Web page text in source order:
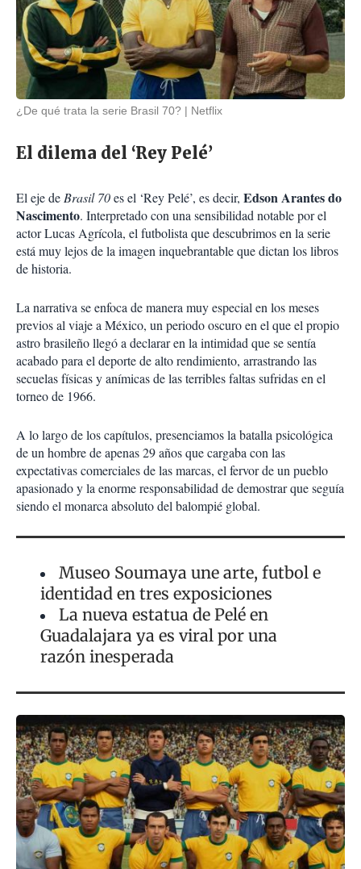
¿De qué trata la serie Brasil 70? Netflix
El dilema del ‘Rey Pelé’
El eje deBrasil 70es el ‘Rey Pelé’, es decir, Edson Arantes do
Nascimento. Interpretado con una sensibilidad notable por el
actor Lucas Agrícola, el futbolista que descubrimos en la serie
está muy lejos de la imagen inquebrantable que dictan los libros
de historia.
La narrativa se enfoca de manera muy especial en los meses
previos al viaje a México, un periodo oscuro en el que el propio
astro brasileño llegó a declarar en la intimidad que se sentía
acabado para el deporte de alto rendimiento, arrastrando las
secuelas físicas y anímicas de las terribles faltas sufridas en el
torneo de 1966.
A lo largo de los capítulos, presenciamos la batalla psicológica
de un hombre de apenas 29 años que cargaba con las
expectativas comerciales de las marcas, el fervor de un pueblo
apasionado y la enorme responsabilidad de demostrar que seguía
siendo el monarca absoluto del balompié global.
Museo Soumaya une arte, futbol e
identidad en tres exposiciones
La nueva estatua de Pelé en
Guadalajara ya es viral por una
razón inesperada